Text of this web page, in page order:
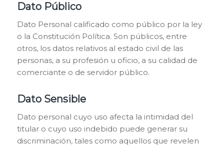
Dato Público
Dato Personal calificado como público por la ley
o la Constitución Política. Son públicos, entre
otros, los datos relativos al estado civil de las
personas, a su profesión u oficio, a su calidad de
comerciante o de servidor público.
Dato Sensible
Dato personal cuyo uso afecta la intimidad del
titular o cuyo uso indebido puede generar su
discriminación, tales como aquellos que revelen